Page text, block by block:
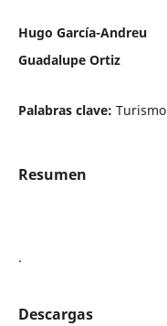
Hugo García-Andreu
Guadalupe Ortiz
Palabras clave: Turismo
Resumen
.
Descargas